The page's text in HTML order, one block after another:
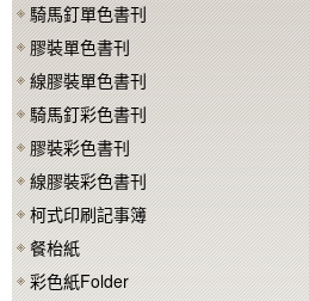
騎馬釘單色書刊
膠裝單色書刊
線膠裝單色書刊
騎馬釘彩色書刊
膠裝彩色書刊
線膠裝彩色書刊
柯式印刷記事簿
餐枱紙
彩色紙Folder